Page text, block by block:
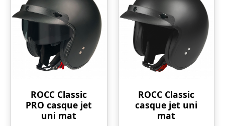
ROCC Classic
PRO casque jet
uni mat
ROCC Classic
casque jet uni
mat